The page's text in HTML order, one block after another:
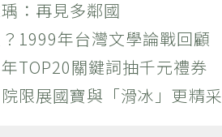
：再見多鄰國
1999年台灣文學論戰回顧
TOP20關鍵詞抽千元禮券
限展國寶與「滑冰」更精采